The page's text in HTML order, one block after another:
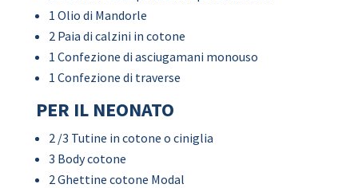
1 Olio di Mandorle
2 Paia di calzini in cotone
1 Confezione di asciugamani monouso
1 Confezione di traverse
PER IL NEONATO
2 /3 Tutine in cotone o ciniglia
3 Body cotone
2 Ghettine cotone Modal